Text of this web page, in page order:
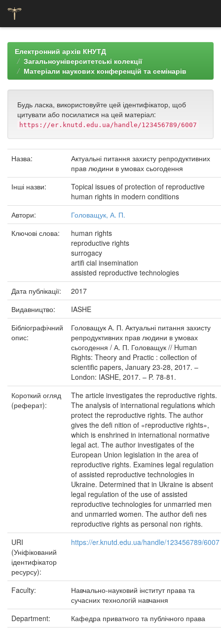
navigationЕлектронний архів КНУТД
Загальноуніверситетські колекції
Матеріали наукових конференцій та семінарів
Будь ласка, використовуйте цей ідентифікатор, щоб
цитувати або посилатися на цей матеріал:
https://er.knutd.edu.ua/handle/123456789/6007
Назва:
Актуальні питання захисту репродуктивних
прав людини в умовах сьогодення
Інші назви:
Topical issues of protection of reproductive
human rights in modern conditions
Автори:
Головащук, А. П.
Ключові слова:
human rights
reproductive rights
surrogacy
artifi cial insemination
assisted reproductive technologies
Дата публікації:
2017
Видавництво:
IASHE
Бібліографічний
опис:
Головащук А. П. Актуальні питання захисту
репродуктивних прав людини в умовах
сьогодення / А. П. Головащук // Human
Rights: Theory and Practic : collection of
scientific papers, January 23-28, 2017. –
London: IASHE, 2017. – P. 78-81.
Короткий огляд
(реферат):
The article investigates the reproductive rights.
The analysis of international regulations which
protect the reproductive rights. The author
gives the defi nition of «reproductive rights»,
which is enshrined in international normative
legal act. The author investigates of the
European Union legislation in the area of
reproductive rights. Examines legal regulation
of assisted reproductive technologies in
Ukraine. Determined that in Ukraine is absent
legal regulation of the use of assisted
reproductive technologies for unmarried men
and unmarried women. The author defi nes
reproductive rights as personal non rights.
URI
(Уніфікований
ідентифікатор
ресурсу):
https://er.knutd.edu.ua/handle/123456789/6007
Faculty:
Навчально-науковий інститут права та
сучасних технологій навчання
Department:
Кафедра приватного та публічного права